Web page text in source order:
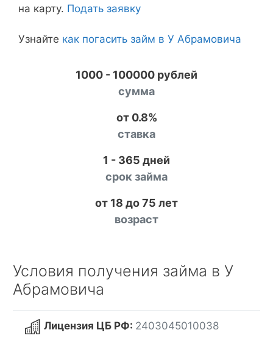
на карту. Подать заявку
Узнайте как погасить займ в У Абрамовича
1000 - 100000 рублей
сумма
от 0.8%
ставка
1 - 365 дней
срок займа
от 18 до 75 лет
возраст
Условия получения займа в У
Абрамовича
Лицензия ЦБ РФ: 2403045010038